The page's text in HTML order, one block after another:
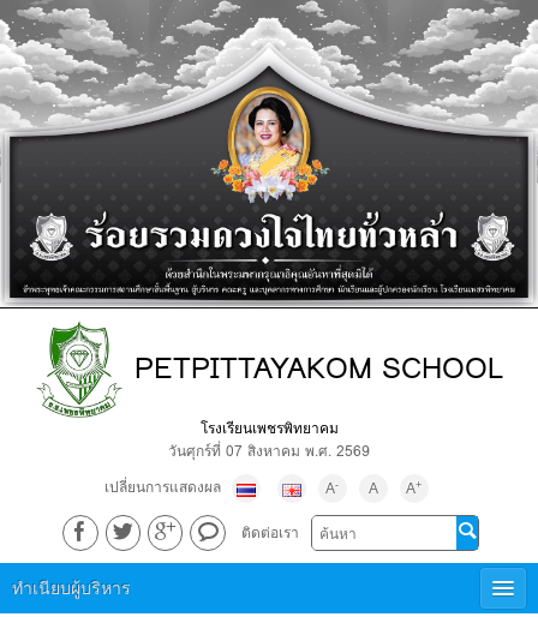
PETPITTAYAKOM SCHOOL
โรงเรียนเพชรพิทยาคม
วันศุกร์ที่ 07 สิงหาคม พ.ศ. 2569
เปลี่ยนการแสดงผล
A- A A+
ติดต่อเรา
ทำเนียบผู้บริหาร